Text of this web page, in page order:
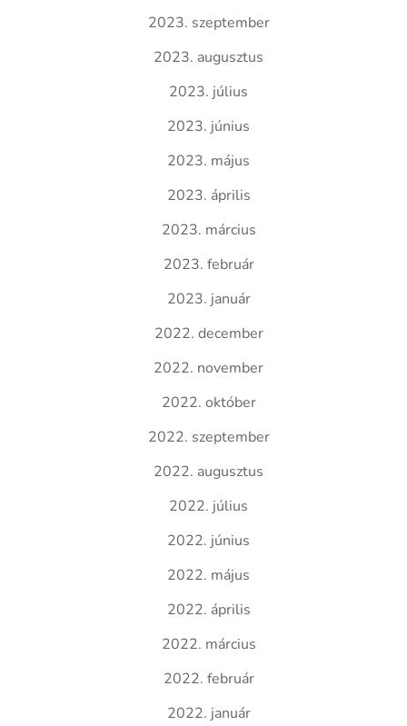
2023. szeptember
2023. augusztus
2023. július
2023. június
2023. május
2023. április
2023. március
2023. február
2023. január
2022. december
2022. november
2022. október
2022. szeptember
2022. augusztus
2022. július
2022. június
2022. május
2022. április
2022. március
2022. február
2022. január